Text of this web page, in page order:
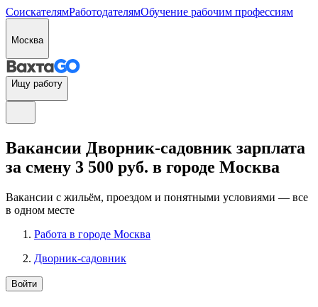
СоискателямРаботодателямОбучение рабочим профессиям
Москва
Ищу работу
Вакансии Дворник-садовник зарплата
за смену 3 500 руб. в городе Москва
Вакансии с жильём, проездом и понятными условиями — все
в одном месте
Работа в городе Москва
Дворник-садовник
Войти